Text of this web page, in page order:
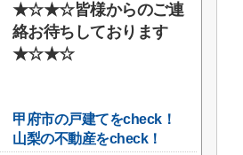
★☆★☆皆様からのご連
絡お待ちしております
★☆★☆
甲府市の戸建てをcheck！
山梨の不動産をcheck！